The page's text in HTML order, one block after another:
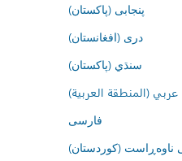
پنجابی (پاکستان)
درى (افغانستان)
سنڌي (پاکستان)
عربي (المنطقة العربية)
فارسى
ناوەڕاست (کوردستان)